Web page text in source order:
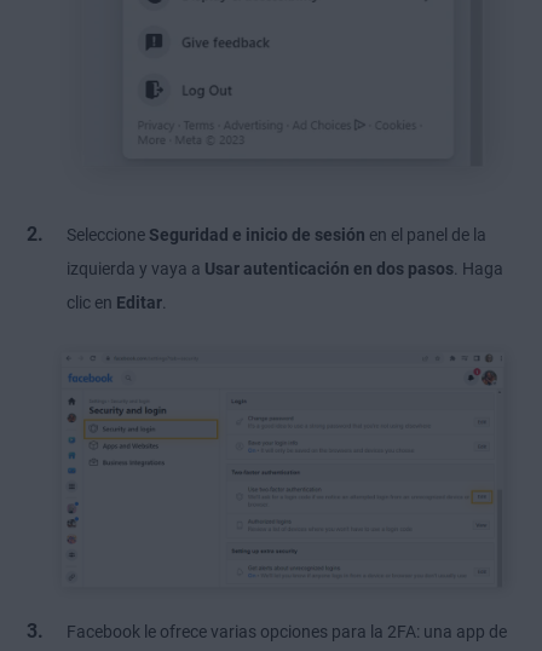
Seleccione Seguridad e inicio de sesión en el panel de la
izquierda y vaya a Usar autenticación en dos pasos . Haga
clic en Editar
Facebook le ofrece varias opciones para la 2FA: una app de